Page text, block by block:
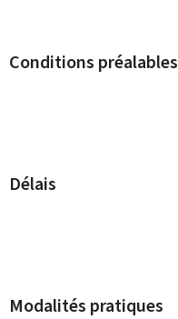
Conditions préalables
Délais
Modalités pratiques